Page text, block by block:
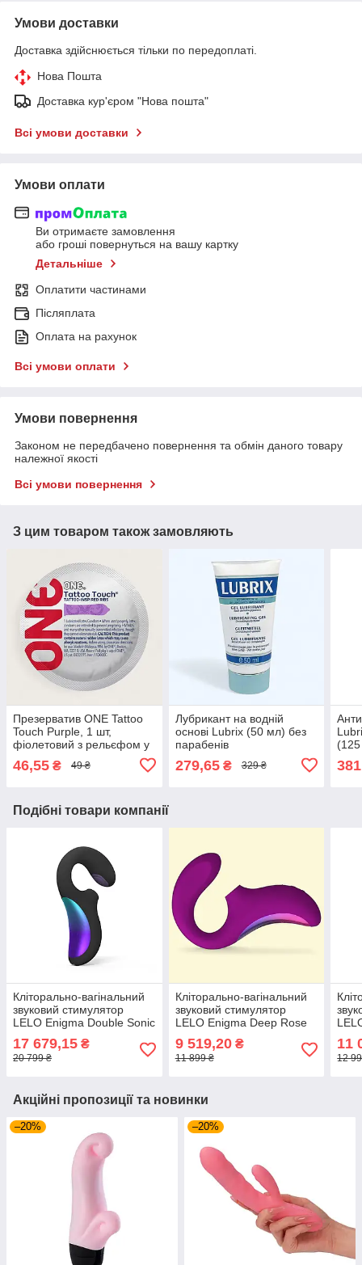
Умови доставки
Доставка здійснюється тільки по передоплаті.
Нова Пошта
Доставка кур'єром "Нова пошта"
Всі умови доставки
Умови оплати
Ви отримаєте замовлення
або гроші повернуться на вашу картку
Детальніше
Оплатити частинами
Післяплата
Оплата на рахунок
Всі умови оплати
Умови повернення
Законом не передбачено повернення та обмін даного товару
належної якості
Всі умови повернення
З цим товаром також замовляють
Презерватив ONE Tattoo
Touch Purple, 1 шт,
фіолетовий з рельєфом у
46,55 ₴ 49 ₴
Лубрикант на водній
основі Lubrix (50 мл) без
парабенів
279,65₴ 329 ₴
(125
Подібні товари компанії
Кліторально-вагінальний
звуковий стимулятор
LELO Enigma Double Sonic
Black
17 679,15 ₴
20 799 ₴
Кліторально-вагінальний
звуковий стимулятор
LELO Enigma Deep Rose
9 519,20₴
11 899 ₴
11
12
Акційні пропозиції та новинки
–20% –20%